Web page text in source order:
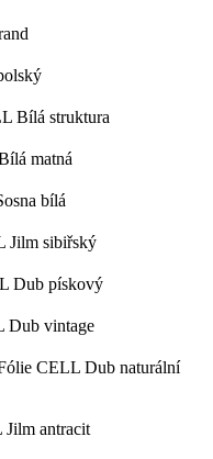
Bílá struktura
matná
bílá
Jilm sibiřský
Dub pískový
Dub vintage
CELL Dub naturální
antracit